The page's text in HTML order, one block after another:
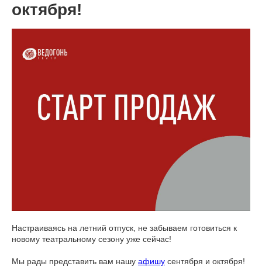
октября!
Настраиваясь на летний отпуск, не забываем готовиться к
новому театральному сезону уже сейчас!
Мы рады представить вам нашу афишу сентября и октября!